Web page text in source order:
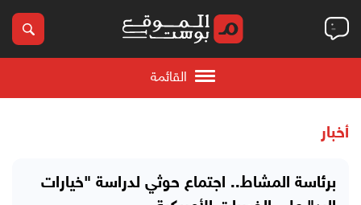
القائمة
أخبار
برئاسة المشاط.. اجتماع حوثي لدراسة "خيارات